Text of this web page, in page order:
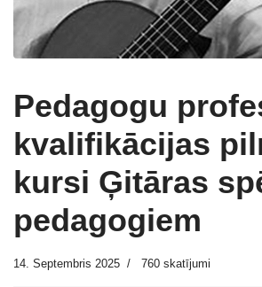
Pedagogu
kvalifikācijas
kursi Ģitāras
pedagogiem
14. Septembris 2025 760 skatījumi